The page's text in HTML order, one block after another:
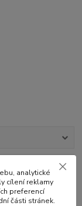
analytické
cílení reklamy
preferencí
části stránek.